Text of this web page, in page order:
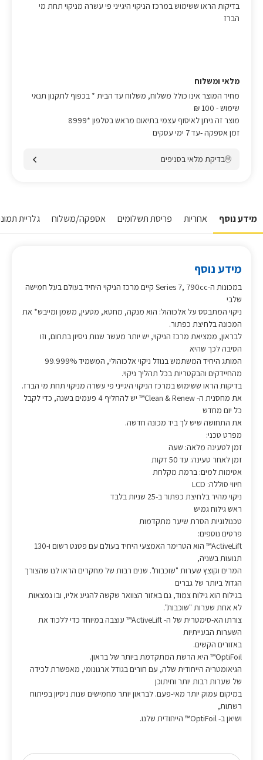
בדיקות הראו ששימוש במרכז הניקוי היגייני פי עשרה מניקוי תחת מי
הברז
מלאי ומשלוח
מחיר המוצר אינו כולל משלוח, משלוח עד הבית * בכפוף לתקנון תנאי
שימוש- 100 ₪
מוצר זה ניתן לאיסוף עצמי בתיאום מראש בטלפון *8999
זמן אספקה -עד 7 ימי עסקים
בדיקת מלאי בסניפים
מידע נוסף אחריות פריסת תשלומים אספקה/משלוח גלריית
מידע נוסף
במכונות ה-Series 7, 790cc קיים מרכז הניקוי היחיד בעולם בעל חמישה
שלבי
ניקוי המתבסס על אלכוהול: הוא מנקה, מחטא, מטעין, משמן ומייבש* את
המכונה בלחיצת כפתור.
לבראון, ממציאת מרכז הניקוי, יש יותר מעשר שנות ניסיון בתחום, וזו
הסיבה לכך שהיא
המותג היחיד המשתמש בנוזל ניקוי אלכוהולי, המשמיד 99.999%
מהחיידקים והבקטריות בכל תהליך ניקוי.
בדיקות הראו ששימוש במרכז הניקוי היגייני פי עשרה מניקוי תחת מי הברז.
את מחסנית ה- Clean & Renew™ יש להחליף 4 פעמים בשנה, כדי לקבל
כל יום מחדש
את התחושה שיש לך ביד מכונה חדשה.
מפרט טכני:
זמן לטעינה מלאה: שעה
זמן לאחר טעינה: עד 50 דקות
אטימות למים: ברמת מקלחת
חיווי סוללה: LCD
ניקוי מהיר בלחיצת כפתור ב-25 שניות בלבד
ראש גילוח גמיש
טכנולוגיות הסרת שיער מתקדמות
פרטים נוספים:
ActiveLift™ הוא הטרימר האמצעי היחיד בעולם עם פטנט רשום ו-130
תנועות בשניה,
המרים וקוצץ שערות "שוכבות". שנים רבות של מחקרים הראו לנו שהצורך
הגדול ביותר של גברים
בגילוח הוא גילוח צמוד, גם באזור הצוואר שקשה להגיע אליו, ובו נמצאות
לא אחת שערות "שוכבות".
צורתו הא-סימטרית של ה- ActiveLift™ עוצבה במיוחד כדי ללכוד את
השערות הבעייתיות
באזורים הקשים.
OptiFoil™ היא הרשת המתקדמת ביותר של בראון.
הגיאומטריה הייחודית שלה, עם חורים בגודל ארגונומי, מאפשרת לכידה
של שערות רבות יותר וחיתוכן
במיקום עמוק יותר מאי-פעם. לבראון יותר מחמישים שנות ניסיון בפיתוח
רשתות,
ושיאן ב- OptiFoil™ הייחודית שלנו.